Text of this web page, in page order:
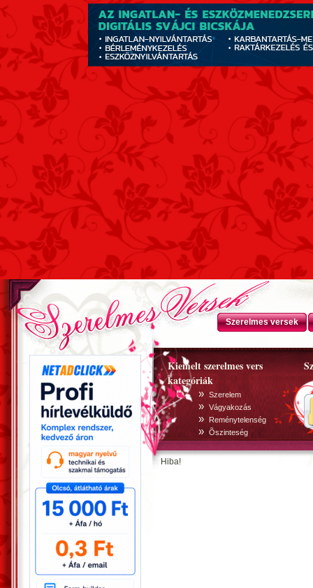
Szerelmes versek
Kiemelt szerelmes vers
kategóriák
» Szerelem
» Vágyakozás
» Reménytelenség
» Õszinteség
Hiba!